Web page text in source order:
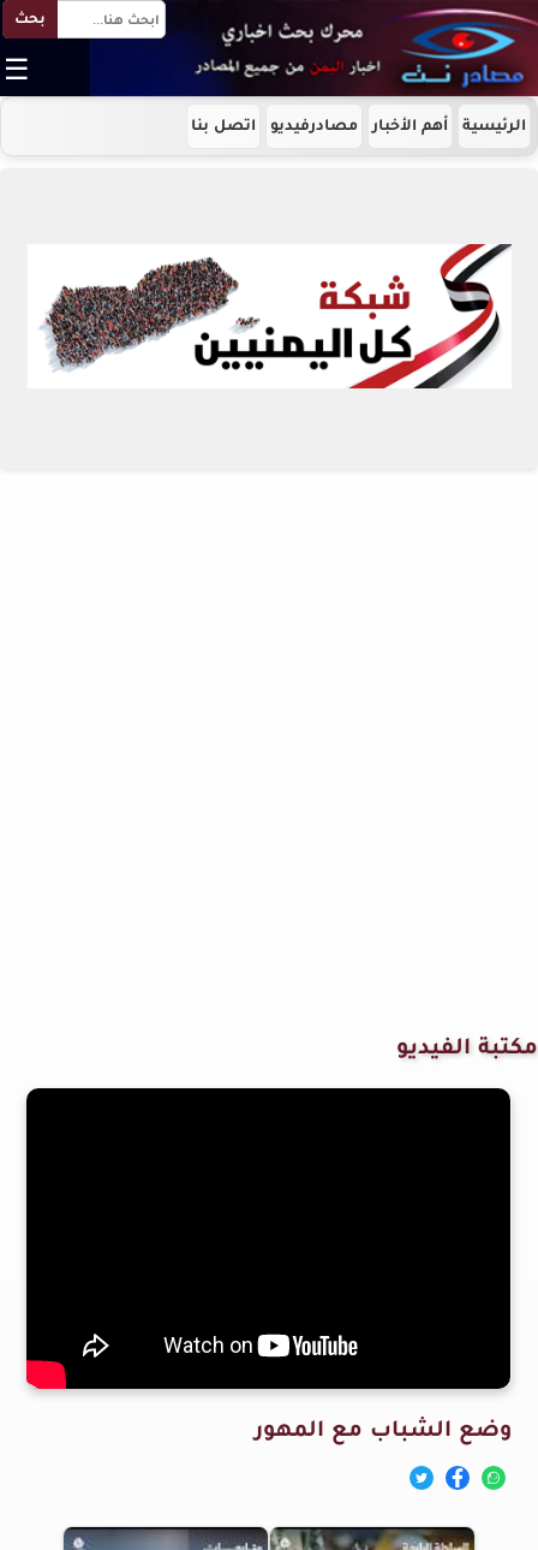
بحث
☰
الرئيسية أهم الأخبار مصادرفيديو اتصل بنا
مكتبة الفيديو
وضع الشباب مع المهور